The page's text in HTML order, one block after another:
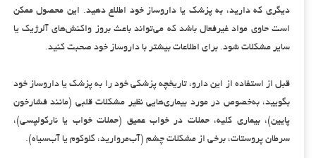
دیگری که دارید، به پزشک یا داروساز خود اطلاع دهید. این محصول ممکن
است حاوی مواد غیرفعال باشد که می‌تواند باعث بروز واکنش‌های آلرژیک یا
سایر مشکلات شود. برای اطلاعات بیشتر با داروساز خود صحبت کنید.
قبل از استفاده از این دارو، تاریخچه پزشکی خود را به پزشک یا داروساز خود
بگویید، به‌خصوص در مورد بیماری‌هایی نظیر مشکلات قلبی (مانند فشارخون
پایین)، بیماری کلیه، حملات در خواب عمیق (حملات خواب یا نارکولپسی)،
سرطان پروستات، برخی از مشکلات چشم (آب‌مروارید، گلوکوم یا آب‌سیاه).